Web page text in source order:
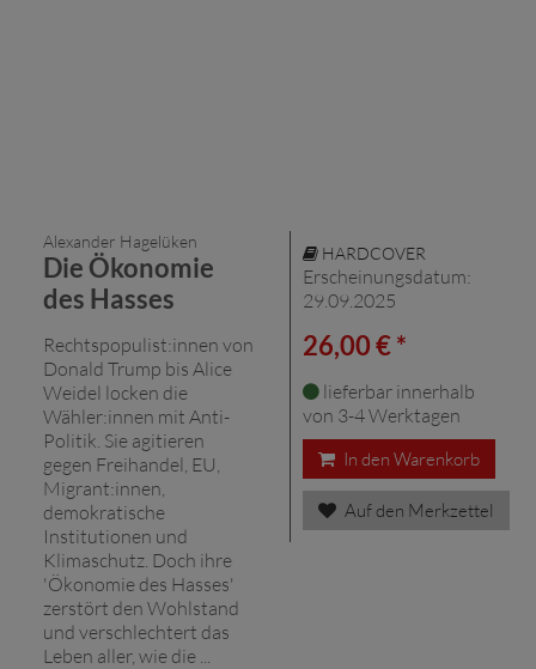
Alexander Hagelüken
Die Ökonomie
des Hasses
Rechtspopulist:innen von
Donald Trump bis Alice
Weidel locken die
Wähler:innen mit Anti-
Politik. Sie agitieren
gegen Freihandel, EU,
Migrant:innen,
demokratische
Institutionen und
Klimaschutz. Doch ihre
'Ökonomie des Hasses'
zerstört den Wohlstand
und verschlechtert das
Leben aller, wie die ...
HARDCOVER
Erscheinungsdatum:
29.09.2025
26,00 € *
lieferbar innerhalb
von 3-4 Werktagen
In den Warenkorb
Auf den Merkzettel